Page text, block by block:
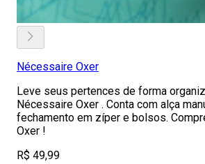
Nécessaire Oxer
Leve seus pertences de forma
Nécessaire Oxer . Conta com alça
fechamento em zíper e bolsos.
Oxer !
R$ 49,99